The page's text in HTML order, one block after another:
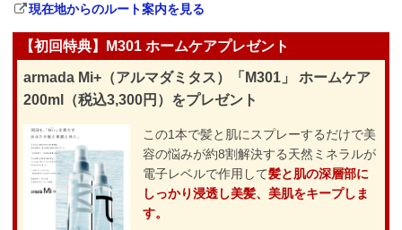
現在地からのルート案内を見る
【初回特典】M301 ホームケアプレゼント
armada Mi+（アルマダミタス）「M301」 ホームケア
200ml（税込3,300円）をプレゼント
この1本で髪と肌にスプレーするだけで美
容の悩みが約8割解決する天然ミネラルが
電子レベルで作用して髪と肌の深層部に
しっかり浸透し美髪、美肌をキープしま
す。